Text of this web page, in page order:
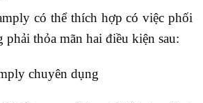
có thể thích hợp có việc phối
phải thỏa mãn hai điều kiện sau:
chuyên dụng